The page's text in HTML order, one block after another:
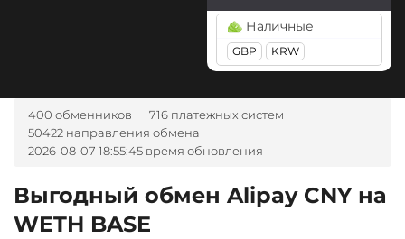
Tether (USDT)
Omni ERC20
ARB
AVAXC
TON
RUB
Тинькофф
RUB
Tron (TRX)
TrueUSD (TUSD)
ERC20
Uniswap (UNI)
BGN
CZK GEL
NOK
TJS
UZS
RON
А-Банк UAH
Альфа-Банк
RUB
Наличные
GBP KRW
400 обменников
716 платежных систем
50422 направления обмена
2026-08-07 18:55:45 время обновления
Выгодный обмен Alipay CNY на
WETH BASE